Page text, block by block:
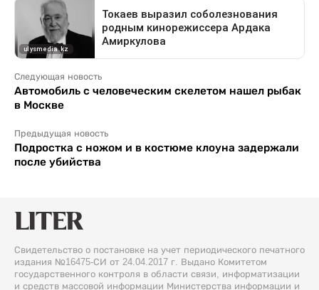
Следующая новость
Автомобиль с человеческим скелетом нашел рыбак
в Москве
Предыдущая новость
Подростка с ножом и в костюме клоуна задержали
после убийства
Свидетельство о постановке на учет периодического печатного
издания №16475-СИ от 24.04.2017 г. Выдано Комитетом
государственного контроля в области связи, информатизации
и средств массовой информации Министерства информации и